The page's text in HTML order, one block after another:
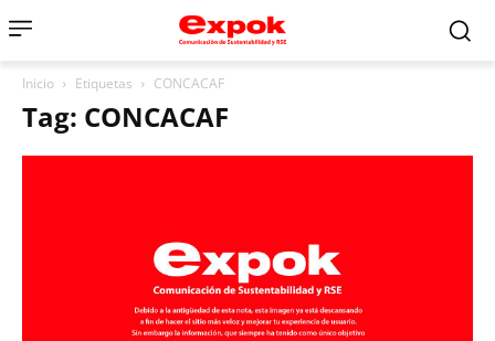
Inicio Etiquetas CONCACAF
Tag: CONCACAF